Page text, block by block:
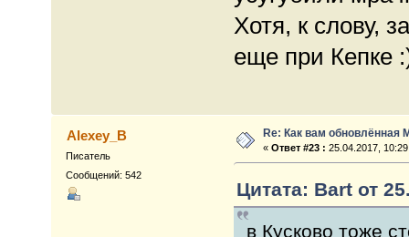
Хотя, к слову,
еще при Кепке
Alexey_B
Писатель
Сообщений: 542
Re: Как вам обновлённая
«Ответ #23 : 25.04.2017,
Цитата: Bart от
в Кусково тоже